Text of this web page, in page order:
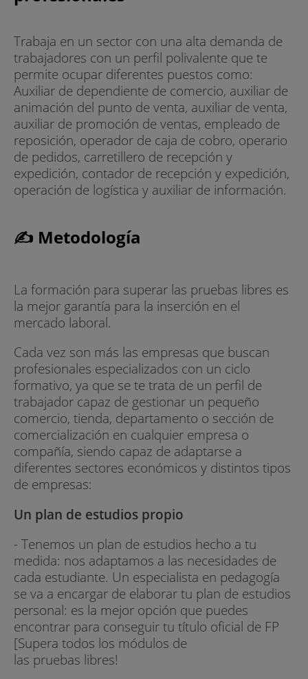
Trabaja en un sector con una alta demanda de
trabajadores con un perfil polivalente que te
permite ocupar diferentes puestos como:
Auxiliar de dependiente de comercio, auxiliar de
animación del punto de venta, auxiliar de venta,
auxiliar de promoción de ventas, empleado de
reposición, operador de caja de cobro, operario
de pedidos, carretillero de recepción y
expedición, contador de recepción y expedición,
operación de logística y auxiliar de información.
✍ Metodología
La formación para superar las pruebas libres es
la mejor garantía para la inserción en el
mercado laboral.
Cada vez son más las empresas que buscan
profesionales especializados con un ciclo
formativo, ya que se te trata de un perfil de
trabajador capaz de gestionar un pequeño
comercio, tienda, departamento o sección de
comercialización en cualquier empresa o
compañía, siendo capaz de adaptarse a
diferentes sectores económicos y distintos tipos
de empresas:
Un plan de estudios propio
- Tenemos un plan de estudios hecho a tu
medida: nos adaptamos a las necesidades de
cada estudiante. Un especialista en pedagogía
se va a encargar de elaborar tu plan de estudios
personal: es la mejor opción que puedes
encontrar para conseguir tu título oficial de FP
[Supera todos los módulos de
las pruebas libres!